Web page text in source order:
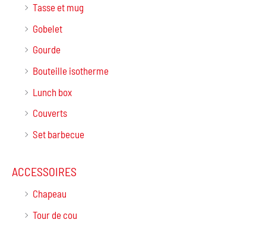
Tasse et mug
Gobelet
Gourde
Bouteille isotherme
Lunch box
Couverts
Set barbecue
ACCESSOIRES
Chapeau
Tour de cou